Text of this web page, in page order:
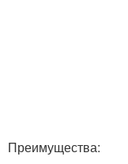
Преимущества: